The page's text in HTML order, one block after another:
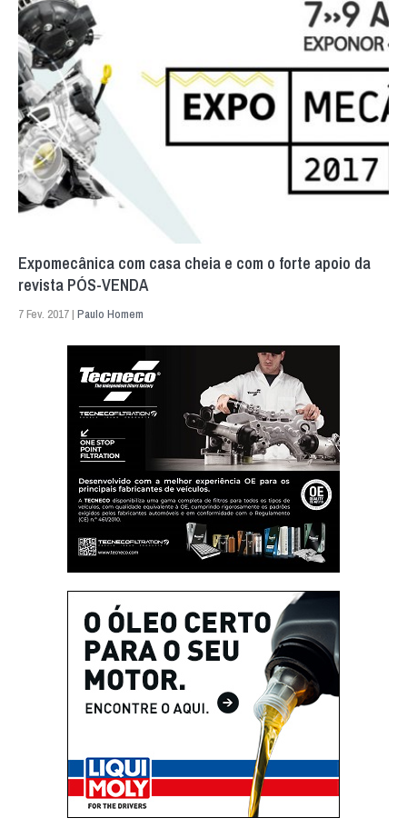
Expomecânica com casa cheia e com o forte apoio da
revista PÓS-VENDA
7 Fev. 2017 | Paulo Homem